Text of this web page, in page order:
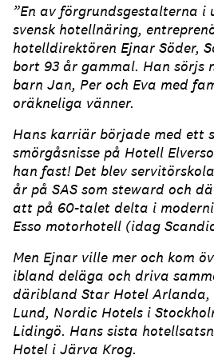
”En av förgrundsgestalterna i
svensk hotellnäring,
hotelldirektören Ejnar Söder,
bort 93 år gammal. Han sörjs
barn Jan, Per och Eva med
oräkneliga vänner.
Hans karriär började med ett
smörgåsnisse på Hotell
han fast! Det blev
år på SAS som steward och
att på 60-talet delta i
Esso motorhotell (idag
Men Ejnar ville mer och kom
ibland deläga och driva
däribland Star Hotel Arlanda,
Lund, Nordic Hotels i
Lidingö. Hans sista
Hotel i Järva Krog.